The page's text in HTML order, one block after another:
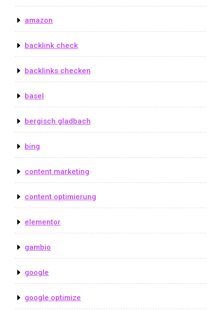
amazon
backlink check
backlinks checken
basel
bergisch gladbach
bing
content marketing
content optimierung
elementor
gambio
google
google optimize